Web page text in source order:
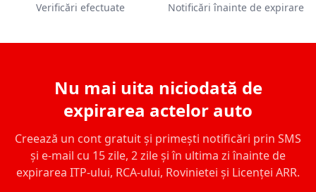
Verificări efectuate Notificări înainte de expirare
Nu mai uita niciodată de
expirarea actelor auto
Creează un cont gratuit și primești notificări prin SMS
și e-mail cu 15 zile, 2 zile și în ultima zi înainte de
expirarea ITP-ului, RCA-ului, Rovinietei și Licenței ARR.